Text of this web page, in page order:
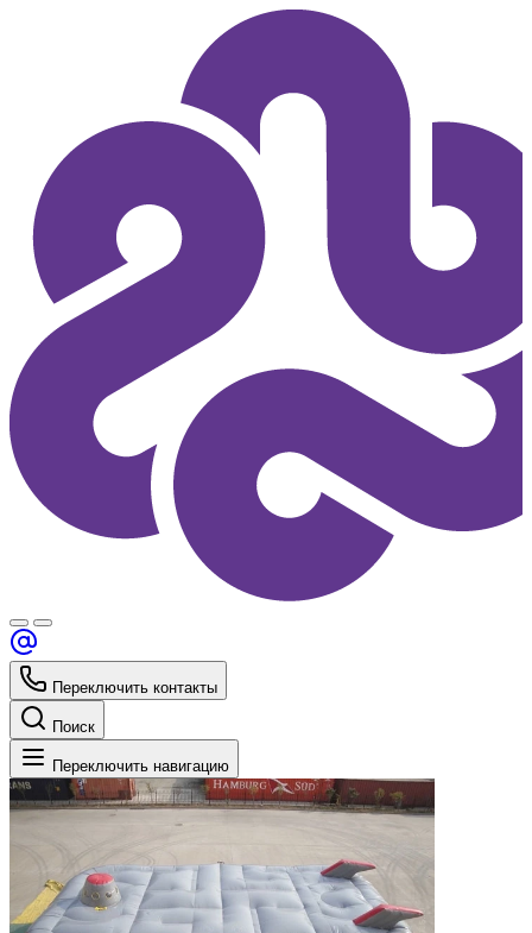
Переключить контакты
Поиск
Переключить навигацию